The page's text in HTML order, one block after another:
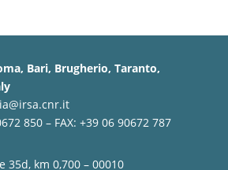
Bari, Brugherio, Taranto,
850 – FAX: +39 06 90672 787
35d, km 0,700 – 00010